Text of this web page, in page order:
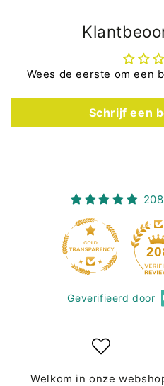
Wees de eerste om een
Schrijf een
Geverifieerd door
Welkom in onze